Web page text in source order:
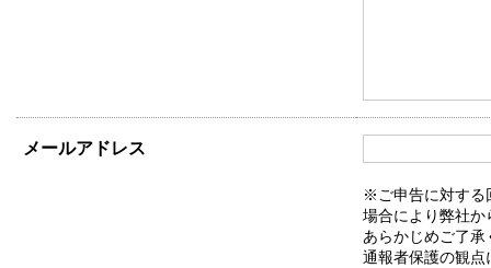
メールアドレス
※ご申告に対する
場合により弊社か
あらかじめご了承
通報者保護の観点